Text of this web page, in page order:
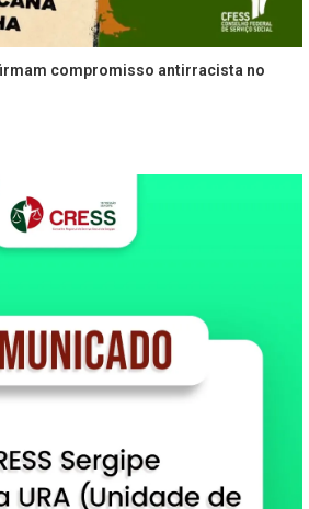
compromisso antirracista no